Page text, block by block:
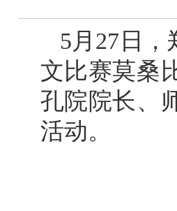
5月27日
文比赛莫桑
孔院院长、
活动。